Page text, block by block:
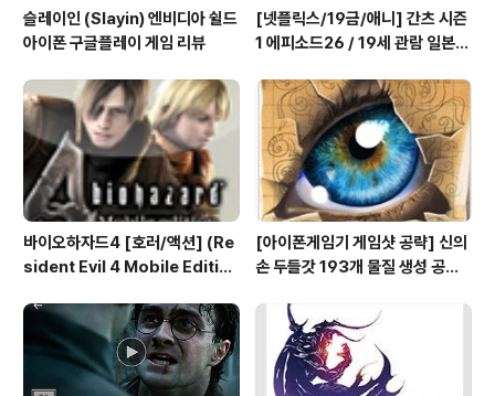
슬레이인 (Slayin) 엔비디아 쉴드
아이폰 구글플레이 게임 리뷰
[넷플릭스/19금/애니] 간츠 시즌
1 에피소드26 / 19세 관람 일본
바이오하자드4 [호러/액션] (Re
sident Evil 4 Mobile Editio
[아이폰게임기 게임샷 공략] 신의
손 두들갓 193개 물질 생성 공략